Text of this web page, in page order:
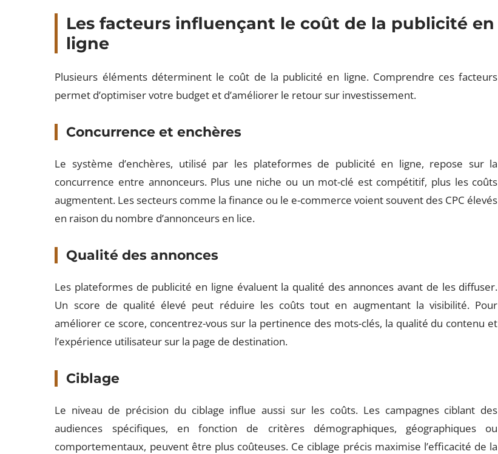
Les facteurs influençant le coût de la publicité en
ligne
Plusieurs éléments déterminent le coût de la publicité en ligne. Comprendre ces facteurs
permet d’optimiser votre budget et d’améliorer le retour sur investissement.
Concurrence et enchères
Le système d’enchères, utilisé par les plateformes de publicité en ligne, repose sur la
concurrence entre annonceurs. Plus une niche ou un mot-clé est compétitif, plus les coûts
augmentent. Les secteurs comme la finance ou le e-commerce voient souvent des CPC élevés
en raison du nombre d’annonceurs en lice.
Qualité des annonces
Les plateformes de publicité en ligne évaluent la qualité des annonces avant de les diffuser.
Un score de qualité élevé peut réduire les coûts tout en augmentant la visibilité. Pour
améliorer ce score, concentrez-vous sur la pertinence des mots-clés, la qualité du contenu et
l’expérience utilisateur sur la page de destination.
Ciblage
Le niveau de précision du ciblage influe aussi sur les coûts. Les campagnes ciblant des
audiences spécifiques, en fonction de critères démographiques, géographiques ou
comportementaux, peuvent être plus coûteuses. Ce ciblage précis maximise l’efficacité de la